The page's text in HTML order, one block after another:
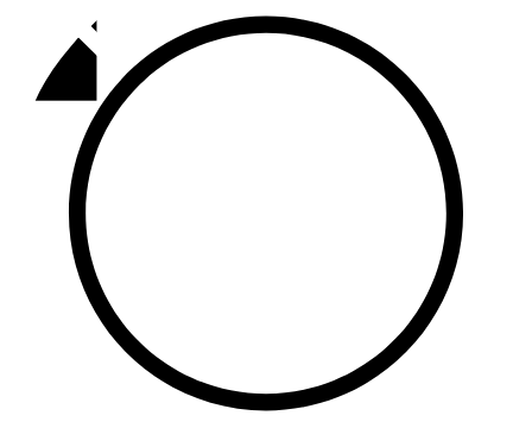
92,9 FM
Базарлы матак
107,1 FM
Балык бистәсе
104,9 FM
Баулы
107,5 FM
Биләр